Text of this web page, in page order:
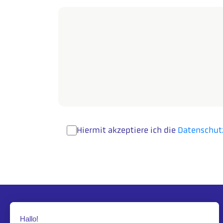
Hiermit akzeptiere ich die